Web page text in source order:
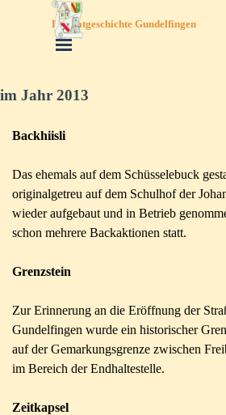
Direkt zum Seiteninhalt
Heimatgeschichte Gundelfingen
Menü überspringen
im Jahr 2013
Backhiisli
Das ehemals auf dem Schüsselebuck
originalgetreu auf dem Schulhof der
wieder aufgebaut und in Betrieb
schon mehrere Backaktionen statt.
Grenzstein
Zur Erinnerung an die Eröffnung der
Gundelfingen wurde ein historischer
auf der Gemarkungsgrenze zwischen
im Bereich der Endhaltestelle.
Zeitkapsel